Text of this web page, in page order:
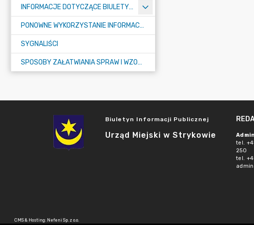
INFORMACJE DOTYCZĄCE BIULETYNU INFORMACJI PUBLICZNEJ
PONOWNE WYKORZYSTANIE INFORMACJI PUBLICZNEJ
SYGNALIŚCI
SPOSOBY ZAŁATWIANIA SPRAW I WZORY WNIOSKÓW
Biuletyn Informacji Publicznej
Urząd Miejski w Strykowie
tel.
250
tel.
CMS & Hosting: Nefeni Sp. z o.o.